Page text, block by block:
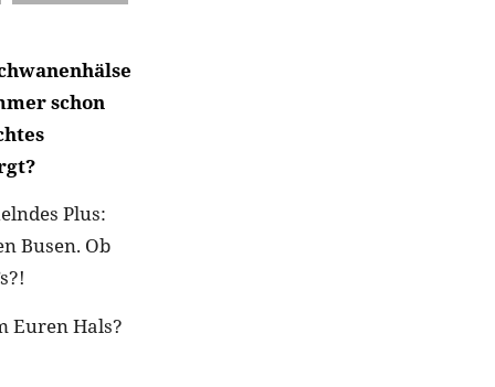
schon
Plus:
Busen. Ob
Euren Hals?